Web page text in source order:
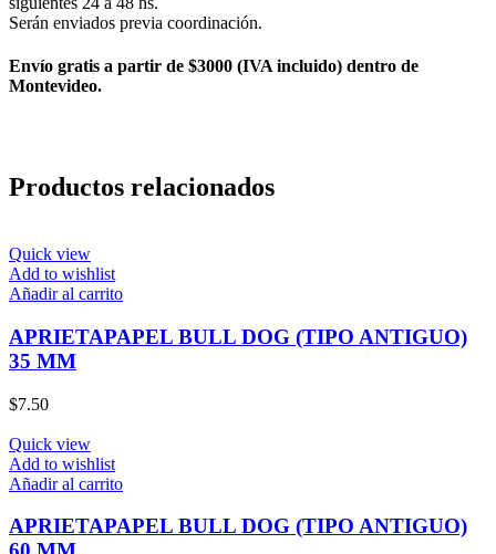
Serán enviados previa coordinación.
Envío gratis a partir de $3000 (IVA incluido) dentro de
Montevideo.
Productos relacionados
Quick view
Add to wishlist
Añadir al carrito
APRIETAPAPEL BULL DOG (TIPO ANTIGUO)
35 MM
$7.50
Quick view
Add to wishlist
Añadir al carrito
APRIETAPAPEL BULL DOG (TIPO ANTIGUO)